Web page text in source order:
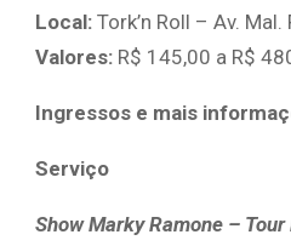
Local: Tork’n Roll – Av.
Valores: R$ 145,00 a R$
Ingressos e mais
Serviço
Show Marky Ramone –